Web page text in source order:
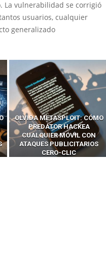
La vulnerabilidad se corrigió
usuarios, cualquier
generalizado
CÓMO LOS HACKERS
INTERCEPTAN OTPS Y
LLAMADAS MÓVILES SIN
‘HACKEAR’ — EL INCREÍBLE
PODER DE LOS SIM BOXES”